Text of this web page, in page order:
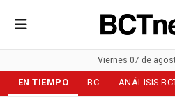
Viernes 07 de
EN TIEMPO BC ANÁLISIS